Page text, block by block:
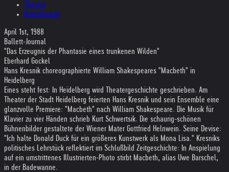
Theater
Kristallnacht
April 1st, 1988
Ballett-Journal
"Das Erzeugnis der Phantasie eines trunkenen Wilden"
Eberhard Gockel
Hans Kresnik choreographierte William Shakespeares "Macbeth" in
Heidelberg
Eines steht fest: In Heidelberg wird Theatergeschichte geschrieben. Am
Theater der Stadt Heidelberg feierten Hans Kresnik und sein Ensemble eine
glanzvolle Premiere: "Macbeth" nach William Shakespeare. Die Musik für
Klavier zu vier Händen schrieb Kurt Schwertsik. Die schaurig-schönen
Bühnenbilder gestaltete der Wiener Mater Gottfried Helnwein. Seine Devise:
"Ich halte Donald Duck für ein größeres Kunstwerk als Mona Lisa." Kresniks
politisches Lehrstück reflektiert im Schlußbild Zeitgeschichte: In Anspielung
auf ein umstrittenes Illustrierten-Photo stirbt Macbeth, alias Uwe Barschel,
in der Badewanne.